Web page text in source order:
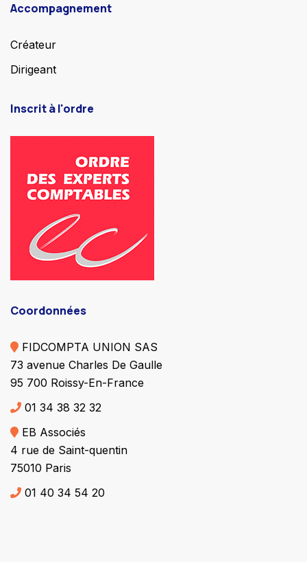
Accompagnement
Créateur
Dirigeant
Inscrit à l'ordre
Coordonnées
FIDCOMPTA UNION SAS
73 avenue Charles De Gaulle
95 700 Roissy-En-France
01 34 38 32 32
EB Associés
4 rue de Saint-quentin
75010 Paris
01 40 34 54 20